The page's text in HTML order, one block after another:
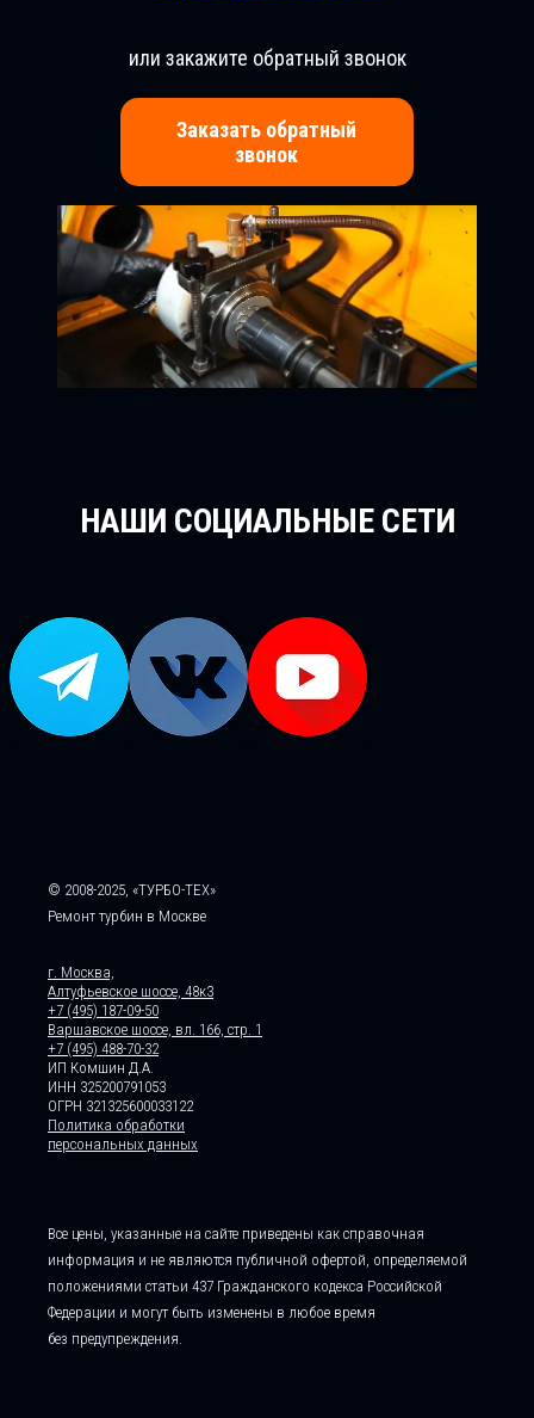
или закажите обратный звонок
Заказать обратный
звонок
НАШИ СОЦИАЛЬНЫЕ СЕТИ
© 2008-2025, «ТУРБО-ТЕХ»
Ремонт турбин в Москве
г. Москва,
Алтуфьевское шоссе, 48к3
+7 (495) 187-09-50
Варшавское шоссе, вл. 166, стр. 1
+7 (495) 488-70-32
ИП Комшин Д.А.
ИНН 325200791053
ОГРН 321325600033122
Политика обработки
персональных данных
Все цены, указанные на сайте приведены как справочная
информация и не являются публичной офертой, определяемой
положениями статьи 437 Гражданского кодекса Российской
Федерации и могут быть изменены в любое время
без предупреждения.